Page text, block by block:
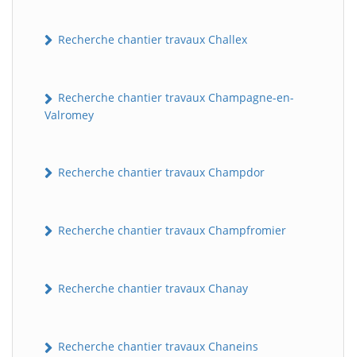
Recherche chantier travaux Challex
Recherche chantier travaux Champagne-en-
Valromey
Recherche chantier travaux Champdor
Recherche chantier travaux Champfromier
Recherche chantier travaux Chanay
Recherche chantier travaux Chaneins